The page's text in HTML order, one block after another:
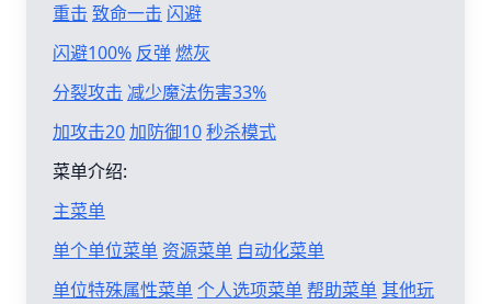
重击 致命一击 闪避
闪避100% 反弹燃灰
分裂攻击 减少魔法伤害33%
加攻击20加防御10秒杀模式
菜单介绍:
主菜单
单个单位菜单 资源菜单 自动化菜单
单位特殊属性菜单个人选项菜单帮助菜单其他玩